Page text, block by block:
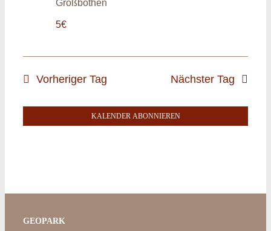
Großbothen
5€
Vorheriger Tag Nächster Tag
KALENDER ABONNIEREN
GEOPARK